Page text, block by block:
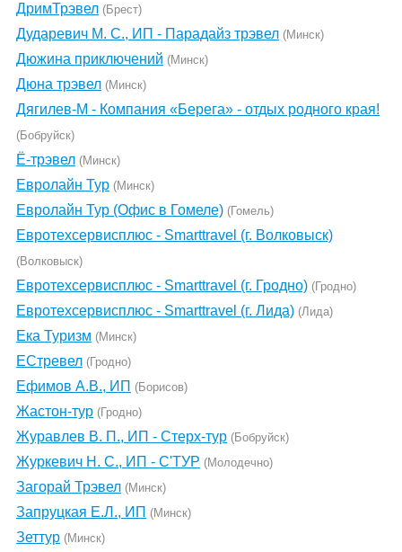
ДримТрэвел (Брест)
Дударевич М. С., ИП - Парадайз трэвел (Минск)
Дюжина приключений (Минск)
Дюна трэвел (Минск)
Дягилев-М - Компания «Берега» - отдых родного края!
(Бобруйск)
Ё-трэвел (Минск)
Евролайн Тур (Минск)
Евролайн Тур (Офис в Гомеле) (Гомель)
Евротехсервисплюс - Smarttravel (г. Волковыск)
(Волковыск)
Евротехсервисплюс - Smarttravel (г. Гродно) (Гродно)
Евротехсервисплюс - Smarttravel (г. Лида) (Лида)
Ека Туризм (Минск)
ЕСтревел (Гродно)
Ефимов А.В., ИП (Борисов)
Жастон-тур (Гродно)
Журавлев В. П., ИП - Стерх-тур (Бобруйск)
Журкевич Н. С., ИП - С'ТУР (Молодечно)
Загорай Трэвел (Минск)
Запруцкая Е.Л., ИП (Минск)
Зеттур (Минск)